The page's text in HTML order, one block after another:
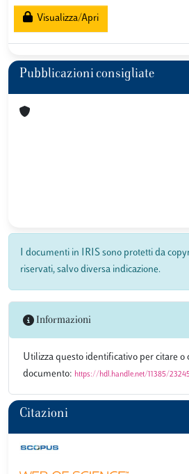
Visualizza/Apri
Pubblicazioni consigliate
I documenti in IRIS sono protetti da
riservati, salvo diversa indicazione.
Informazioni
Utilizza questo identificativo per citare o
documento: https://hdl.handle.net/11385/
Citazioni